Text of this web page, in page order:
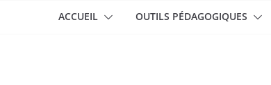
ACCUEIL OUTILS PÉDAGOGIQUES